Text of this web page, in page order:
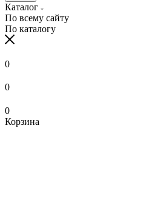
Каталог
По всему сайту
По каталогу
0
0
0
Корзина